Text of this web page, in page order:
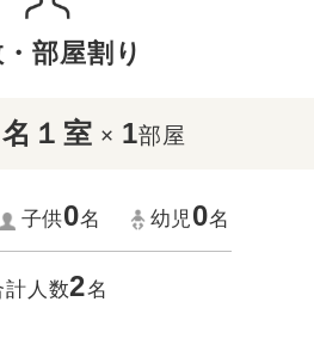
部屋割り
名１室 × 1部屋
子供0名 幼児0名
計人数2名